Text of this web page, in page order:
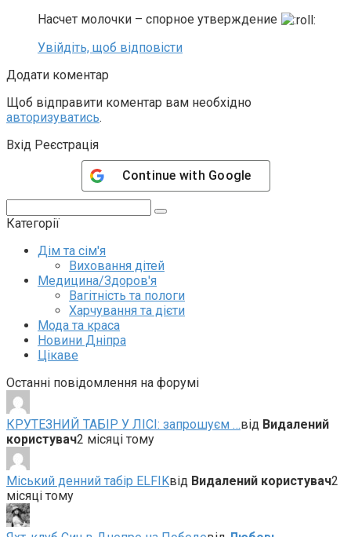
Насчет молочки – спорное утверждение
Увійдіть, щоб відповісти
Додати коментар
Щоб відправити коментар вам необхідно
авторизуватись.
Вхід Реєстрація
Continue with Google
Категорії
Дім та сім'я
Виховання дітей
Медицина/Здоров'я
Вагітність та пологи
Харчування та дієти
Мода та краса
Новини Дніпра
Цікаве
Останні повідомлення на форумі
КРУТЕЗНИЙ ТАБІР У ЛІСІ: запрошуєм …від Видалений
користувач2 місяці тому
Міський денний табір ELFIKвід Видалений користувач2
місяці тому